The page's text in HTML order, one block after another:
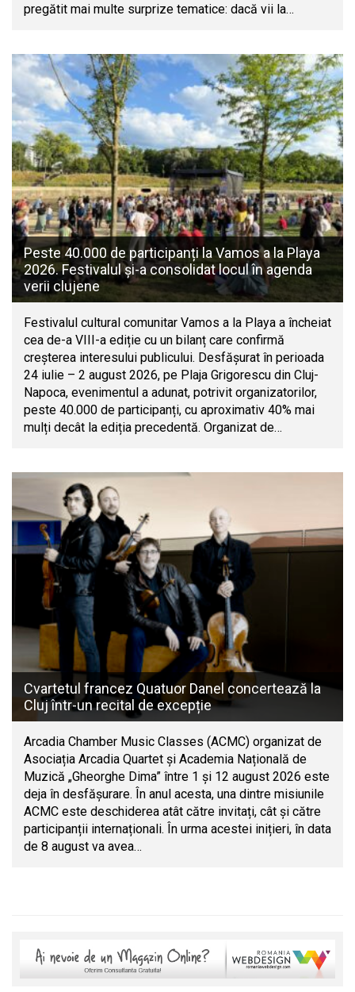
pregătit mai multe surprize tematice: dacă vii la…
Peste 40.000 de participanți la Vamos a la Playa
2026. Festivalul și-a consolidat locul în agenda
verii clujene
Festivalul cultural comunitar Vamos a la Playa a încheiat
cea de-a VIII-a ediție cu un bilanț care confirmă
creșterea interesului publicului. Desfășurat în perioada
24 iulie – 2 august 2026, pe Plaja Grigorescu din Cluj-
Napoca, evenimentul a adunat, potrivit organizatorilor,
peste 40.000 de participanți, cu aproximativ 40% mai
mulți decât la ediția precedentă. Organizat de…
Cvartetul francez Quatuor Danel concertează la
Cluj într-un recital de excepție
Arcadia Chamber Music Classes (ACMC) organizat de
Asociația Arcadia Quartet și Academia Națională de
Muzică „Gheorghe Dima” între 1 și 12 august 2026 este
deja în desfășurare. În anul acesta, una dintre misiunile
ACMC este deschiderea atât către invitați, cât și către
participanții internaționali. În urma acestei inițieri, în data
de 8 august va avea…